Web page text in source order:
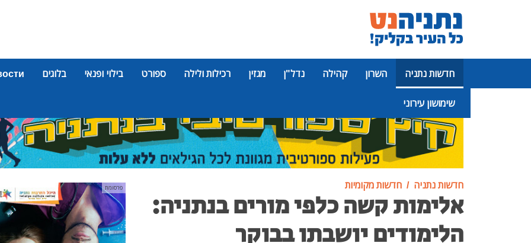
חדשות נתניה השרון קהילה נדל"ן מגזין רכילות ולילה ספורט בילוי ופנאי בלוגים
שימושון עירוני
פרסומת
חדשות נתניה חדשות מקומיות
אלימות קשה כלפי מורים בנתניה:
הלימודים יושבתו בבוקר
פרסומת